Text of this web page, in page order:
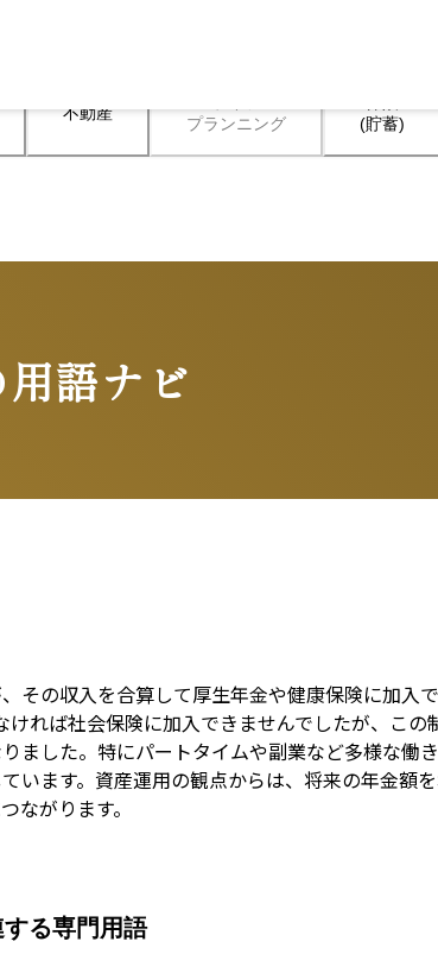
不動産
プランニング
(貯蓄)
語ナビ
その収入を合算して厚生年金や健康保険に加入
れば社会保険に加入できませんでしたが、この
ました。特にパートタイムや副業など多様な働
います。資産運用の観点からは、将来の年金額
ながります。
する専門用語